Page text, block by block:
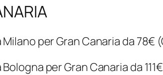
per Gran Canaria da 78€
per Gran Canaria da